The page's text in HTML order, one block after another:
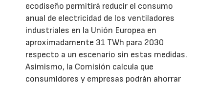
ecodiseño permitirá reducir el consumo
anual de electricidad de los ventiladores
industriales en la Unión Europea en
aproximadamente 31 TWh para 2030
respecto a un escenario sin estas medidas.
Asimismo, la Comisión calcula que
consumidores y empresas podrán ahorrar